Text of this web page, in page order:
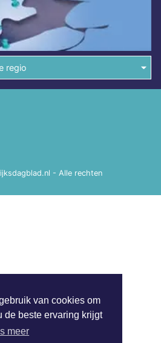
van cookies om
de beste ervaring krijgt
meer
regio
- Alle rechten